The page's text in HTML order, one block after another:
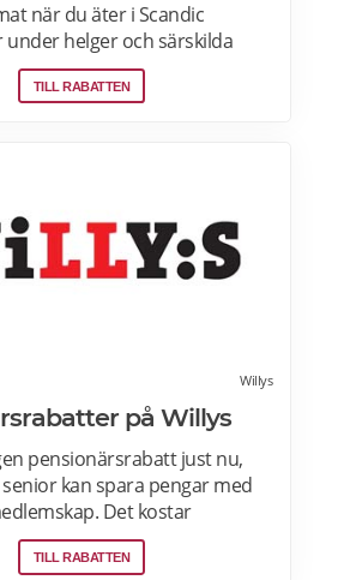
när du äter i Scandic
helger och särskilda
Rabatten gäller även i
Rabatt på mat gäller från
andra middagspaket och
exempelvis vid julbord,
after work. Undantag gäller
TILL RABATTEN
Willys
på Willys
pensionärsrabatt just nu,
kan spara pengar med
Det kostar
Willys Plus-kund. Med Willys
och bättre erbjudanden med
TILL RABATTEN